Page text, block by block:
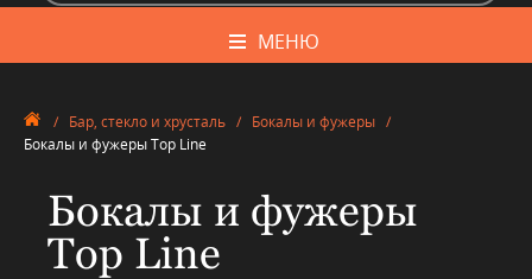
МЕНЮ
/ Бар, стекло и хрусталь / Бокалы и фужеры /
Бокалы и фужеры Top Line
Бокалы и фужеры
Top Line